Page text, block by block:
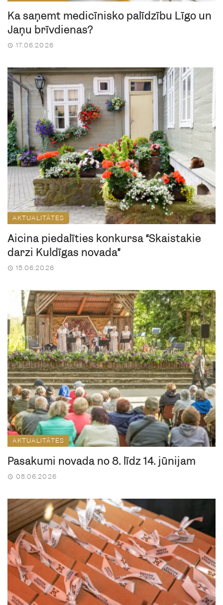
Kā saņemt medicīnisko palīdzību Līgo un
Jāņu brīvdienās?
17.06.2026
AKTUALITĀTES
Aicina piedalīties konkursā “Skaistākie
dārzi Kuldīgas novadā”
15.06.2026
AKTUALITĀTES
Pasākumi novadā no 8. līdz 14. jūnijam
08.06.2026